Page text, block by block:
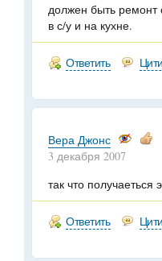
должен быть ремонт
в с/у и на кухне.
Ответить
Вера Джонс
3 декабря 2007
так что
Ответить